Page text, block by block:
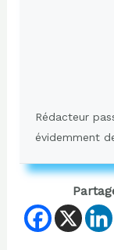
Rédacteur
évidemment